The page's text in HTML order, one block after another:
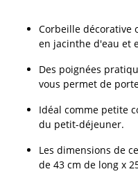
Corbeille décorative
en jacinthe d'eau et
Des poignées
vous permet de
Idéal comme petite
du petit-déjeuner.
Les dimensions de
de 43 cm de long x